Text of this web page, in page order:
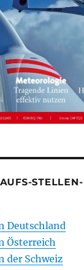
STELLEN-
Deutschland
Österreich
der Schweiz